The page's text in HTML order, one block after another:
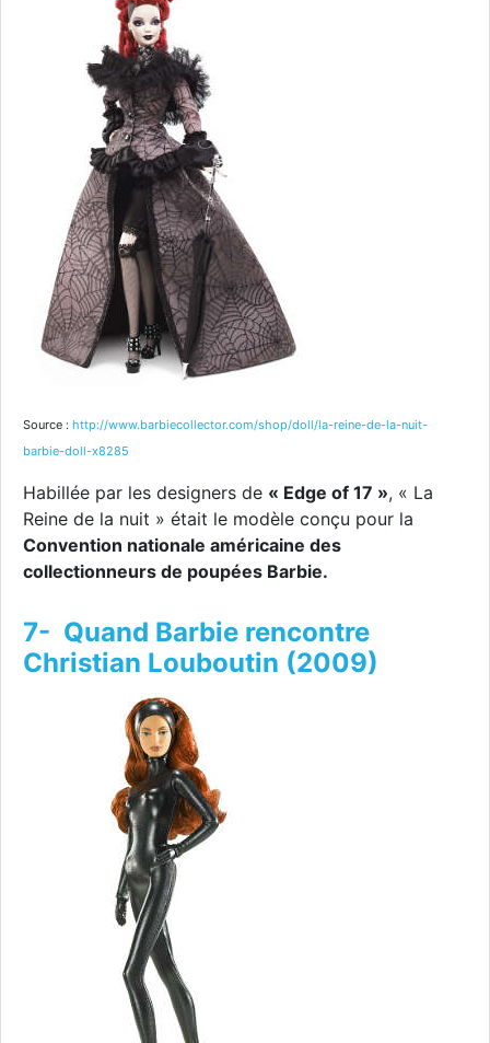
Source : http://www.barbiecollector.com/shop/doll/la-reine-de-la-nuit-
barbie-doll-x8285
Habillée par les designers de « Edge of 17 », « La
Reine de la nuit » était le modèle conçu pour la
Convention nationale américaine des
collectionneurs de poupées Barbie.
7- Quand Barbie rencontre
Christian Louboutin (2009)